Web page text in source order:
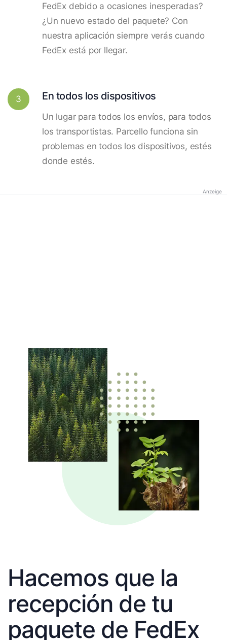
FedEx debido a ocasiones inesperadas?
¿Un nuevo estado del paquete? Con
nuestra aplicación siempre verás cuando
FedEx está por llegar.
3 En todos los dispositivos
Un lugar para todos los envíos, para todos
los transportistas. Parcello funciona sin
problemas en todos los dispositivos, estés
donde estés.
Anzeige
Hacemos que la
recepción de tu
paquete de FedEx